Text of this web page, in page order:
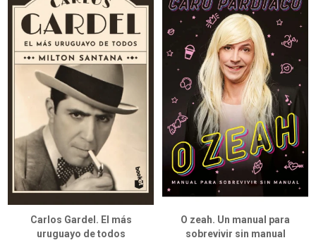
Carlos Gardel. El más
uruguayo de todos
O zeah. Un manual para
sobrevivir sin manual